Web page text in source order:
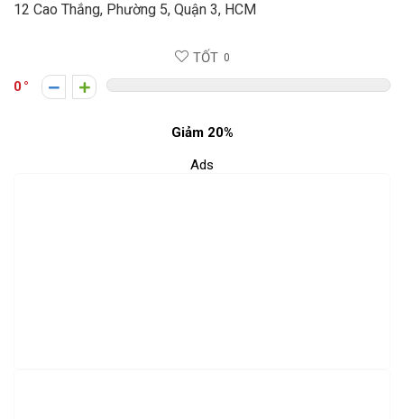
12 Cao Thắng, Phường 5, Quận 3, HCM
TỐT 0
0
Giảm 20%
Ads